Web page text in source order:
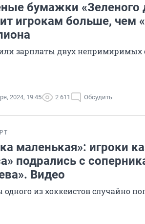
бумажки «Зеленого
игрокам больше, чем
зарплаты двух непримиримых
2024, 19:45 2 611 Обсудить
маленькая»: игроки
подрались с
Видео
одного из хоккеистов случайно